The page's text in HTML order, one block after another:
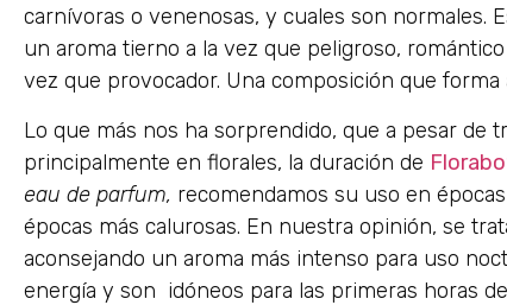
carnívoras o venenosas, y cuales son normales.
un aroma tierno a la vez que peligroso,
vez que provocador. Una composición que
Lo que más nos ha sorprendido, que a pesar de
principalmente en florales, la duración de
eau de parfum, recomendamos su uso en
épocas más calurosas. En nuestra opinión, se
aconsejando un aroma más intenso para uso
energía y son idóneos para las primeras horas